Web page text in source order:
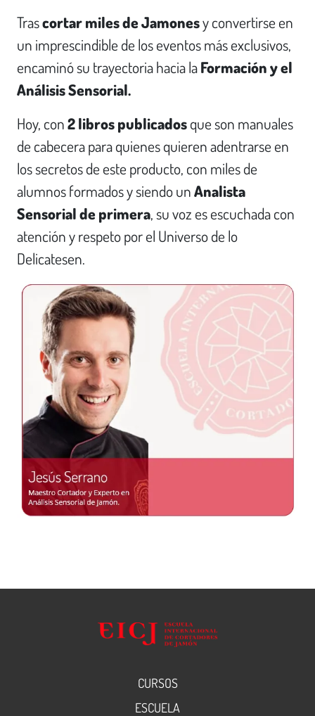
Trascortar miles de Jamonesy convertirse en
un imprescindible de los eventos más exclusivos,
encaminó su trayectoria hacia laFormación y el
Análisis Sensorial.
Hoy, con2 libros publicadosque son manuales
de cabecera para quienes quieren adentrarse en
los secretos de este producto, con miles de
alumnos formados y siendo unAnalista
Sensorial de primera, su voz es escuchada con
atención y respeto por el Universo de lo
Delicatesen.
CURSOS
ESCUELA